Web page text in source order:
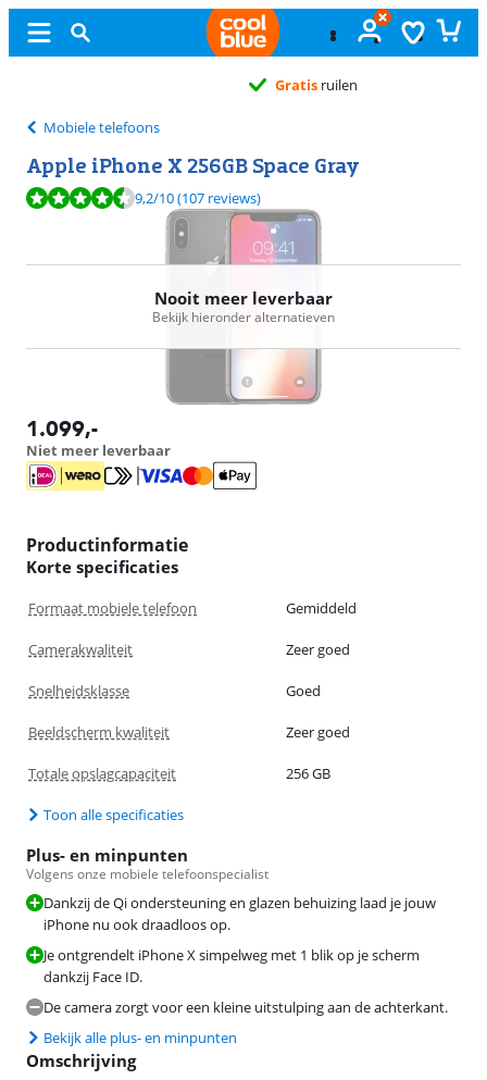
Gratis ruilen
Mobiele telefoons
Apple iPhone X 256GB Space Gray
Beoordeling is 9,2 van de 10, gebaseerd op 107 reviews.
9,2/10(107 reviews)
Nooit meer leverbaar
Bekijk hieronder alternatieven
1.099,-
Niet meer leverbaar
Productinformatie
Korte specificaties
Formaat mobiele telefoon Gemiddeld
Camerakwaliteit Zeer goed
Snelheidsklasse Goed
Beeldscherm kwaliteit Zeer goed
Totale opslagcapaciteit 256 GB
Toon alle specificaties
Plus- en minpunten
Volgens onze mobiele telefoonspecialist
Dankzij de Qi ondersteuning en glazen behuizing laad je jouw
iPhone nu ook draadloos op.
Je ontgrendelt iPhone X simpelweg met 1 blik op je scherm
dankzij Face ID.
De camera zorgt voor een kleine uitstulping aan de achterkant.
Bekijk alle plus- en minpunten
Omschrijving